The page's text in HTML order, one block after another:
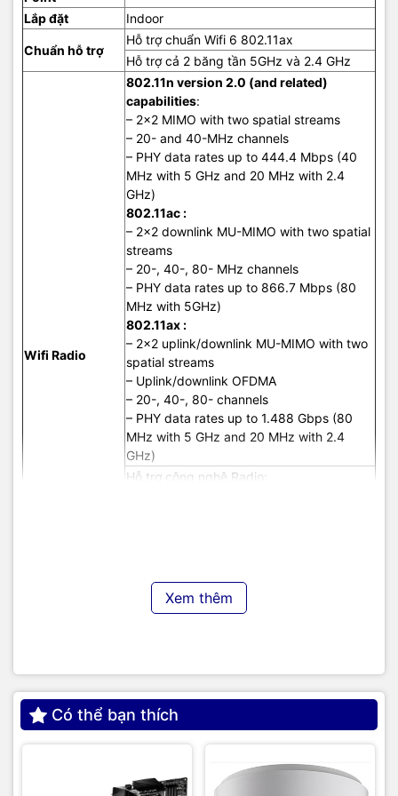
Lắp đặt
Indoor
Chuẩn hỗ trợ
Hỗ trợ chuẩn Wifi 6 802.11ax
Hỗ trợ cả 2 băng tần 5GHz và 2.4 GHz
Wifi Radio
802.11n version 2.0 (and related)
capabilities:
– 2×2 MIMO with two spatial streams
– 20- and 40-MHz channels
– PHY data rates up to 444.4 Mbps (40
MHz with 5 GHz and 20 MHz with 2.4
GHz)
802.11ac :
– 2×2 downlink MU-MIMO with two spatial
streams
– 20-, 40-, 80- MHz channels
– PHY data rates up to 866.7 Mbps (80
MHz with 5GHz)
802.11ax :
– 2×2 uplink/downlink MU-MIMO with two
spatial streams
– Uplink/downlink OFDMA
– 20-, 40-, 80- channels
– PHY data rates up to 1.488 Gbps (80
MHz with 5 GHz and 20 MHz with 2.4
GHz)
Hỗ trợ công nghệ Radio:
Min -7dBm (0.2 mW)
– 5 GHz band: Max 20dBm (100 mW), Min
Bảo mật
– Advanced Encryption Standard (AES)
– 1x 10/100/1000 Base-T (Ethernet)
Uplink Interface
– Management console port (RJ-45)
Xem thêm
Có thể bạn thích